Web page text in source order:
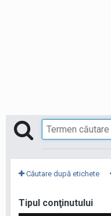
Căutare după etichete
Tipul conţinutului